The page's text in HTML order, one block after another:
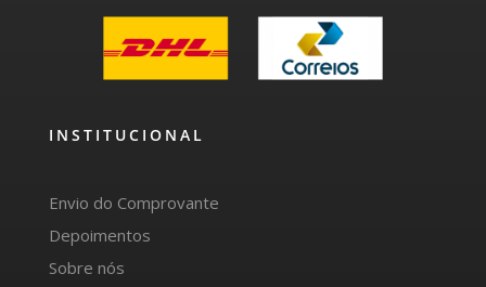
INSTITUCIONAL
Envio do Comprovante
Depoimentos
Sobre nós